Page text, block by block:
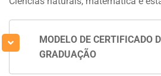
MODELO DE CERTIFICADO
GRADUAÇÃO